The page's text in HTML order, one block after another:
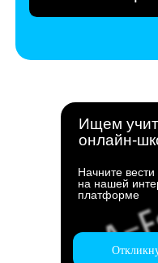
Ищем
онлайн-
Начните вести
на нашей
платформе